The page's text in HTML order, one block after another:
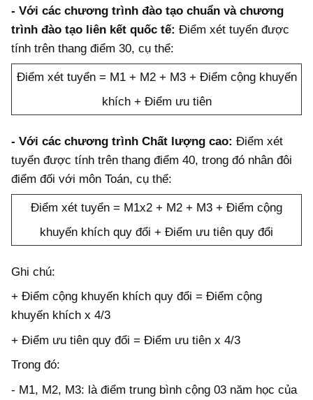
- Với các chương trình đào tạo chuẩn và chương
trình đào tạo liên kết quốc tế: Điểm xét tuyển được
tính trên thang điểm 30, cụ thể:
Điểm xét tuyển = M1 + M2 + M3 + Điểm cộng khuyến
khích + Điểm ưu tiên
- Với các chương trình Chất lượng cao: Điểm xét
tuyển được tính trên thang điểm 40, trong đó nhân đôi
điểm đối với môn Toán, cụ thể:
Điểm xét tuyển = M1x2 + M2 + M3 + Điểm cộng
khuyến khích quy đổi + Điểm ưu tiên quy đổi
Ghi chú:
+ Điểm cộng khuyến khích quy đổi = Điểm cộng
khuyến khích x 4/3
+ Điểm ưu tiên quy đổi = Điểm ưu tiên x 4/3
Trong đó:
- M1, M2, M3: là điểm trung bình cộng 03 năm học của